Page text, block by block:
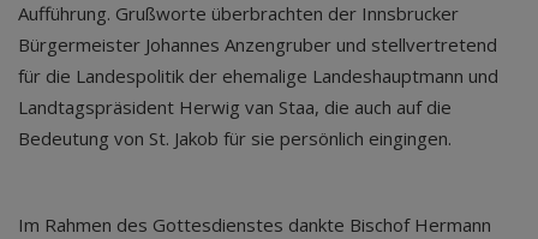
Aufführung. Grußworte überbrachten der Innsbrucker
Bürgermeister Johannes Anzengruber und stellvertretend
für die Landespolitik der ehemalige Landeshauptmann und
Landtagspräsident Herwig van Staa, die auch auf die
Bedeutung von St. Jakob für sie persönlich eingingen.
Im Rahmen des Gottesdienstes dankte Bischof Hermann